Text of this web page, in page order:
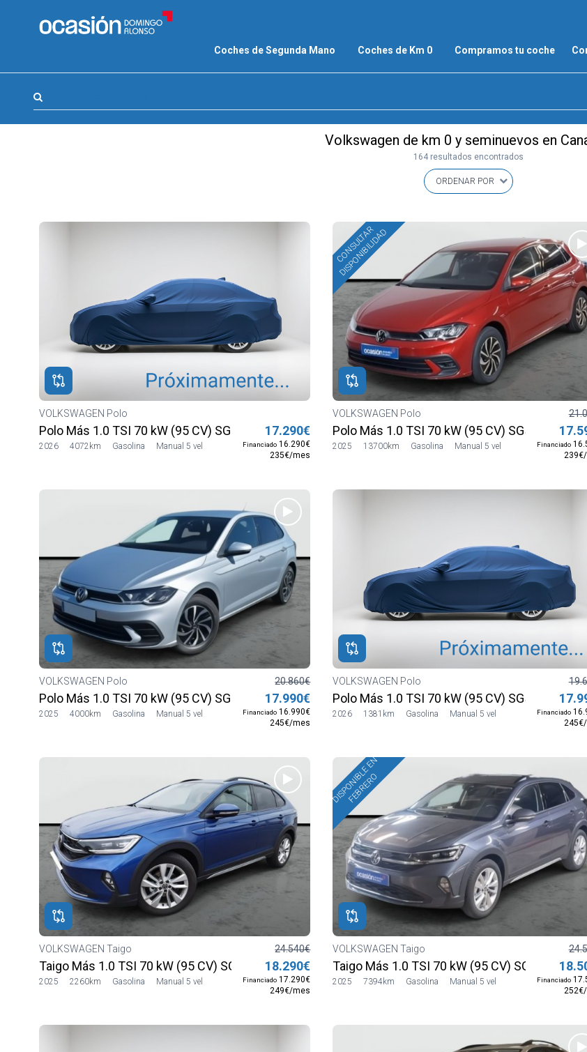
Coches de Segunda Mano Coches de Km 0 Compramos tu coche
FILTROS
APPROVED
Modelo (0)
Volkswagen de km 0 y seminuevos en
164 resultados encontrados
VOLKSWAGEN Polo
Polo Más 1.0 TSI 70 kW (95 CV) SG5
2026 4072km Gasolina Manual 5 vel
17.290€
Financiado 16.290€
235€/mes
CONSULTAR
DISPONIBILIDAD
VOLKSWAGEN Polo
Polo Más 1.0 TSI 70 kW (95 CV) SG5
2025 13700km Gasolina Manual 5 vel Financiado
VOLKSWAGEN Polo
Polo Más 1.0 TSI 70 kW (95 CV) SG5
2025 4000km Gasolina Manual 5 vel
20.860€
17.990€
Financiado 16.990€
245€/mes
VOLKSWAGEN Polo
Polo Más 1.0 TSI 70 kW (95 CV) SG5
2026 1381km Gasolina Manual 5 vel Financiado
VOLKSWAGEN Taigo
Taigo Más 1.0 TSI 70 kW (95 CV) SG5
2025 2260km Gasolina Manual 5 vel
24.540€
18.290€
Financiado 17.290€
249€/mes
DISPONIBLE EN
FEBRERO
VOLKSWAGEN Taigo
Taigo Más 1.0 TSI 70 kW (95 CV) SG5
2025 7394km Gasolina Manual 5 vel Financiado